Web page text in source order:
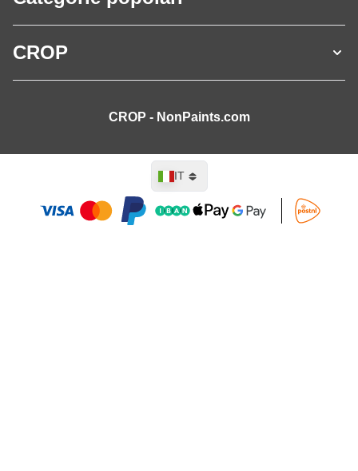
CROP
CROP - NonPaints.com
Lingua
IT